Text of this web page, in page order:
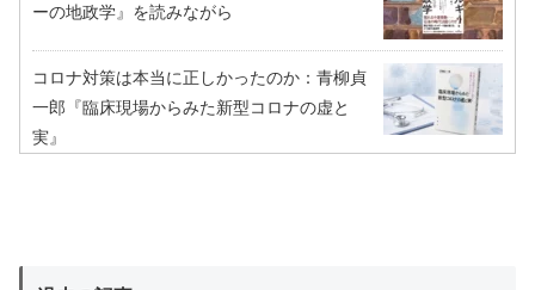
ーの地政学』を読みながら
コロナ対策は本当に正しかったのか：青柳貞
一郎『臨床現場からみた新型コロナの虚と
実』